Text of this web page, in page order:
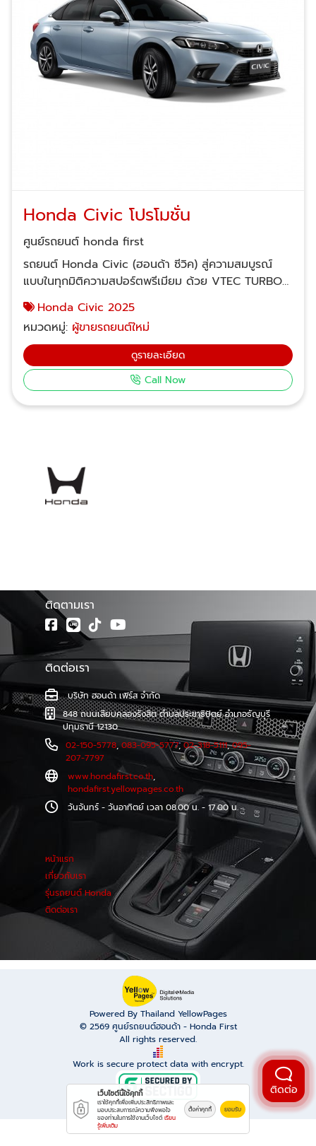
Honda Civic โปรโมชั่น
ศูนย์รถยนต์ honda first
​รถยนต์ Honda Civic (ฮอนด้า ซีวิค) สู่ความสมบูรณ์
แบบในทุกมิติความสปอร์ตพรีเมียม ด้วย VTEC TURBO
ใหม่ 178 แรงม้า นี่คือ Civic ยนตรกรรมสปอร์ตพรีเมียมซี
ดาน ที่จะพาคุณไป เกินกว่าใครจะตามทัน มาพร้อม
เทคโนโลยีความปลอดภัยอัจฉริยะ Honda SENSING ที่มี
ใน All-new Civic ทุกรุ่นย่อย พร้อมความ
สะดวก Honda Smart Key Card ใหม่ ดีไซน์เรียบหรู
พกพาสะดวก ให้คุณล็อกและปลดล็อกรถได้ อย่างสะดวก
ปทุมธานี 12130 โทร : 02-246-9355, 02-150-5777
Facebook fanpage สาขารังสิตคลอง 2 สาขา
รามคำแหง ใกล้แอร์พอร์ทลิงค์รามคำแหง เลขที่ 911 ถนน
Honda Civic 2025
หมวดหมู่: ผู้ขายรถยนต์ใหม่
ดูรายละเอียด
Call Now
ติดตามเรา
ติดต่อเรา
บริษัท ฮอนด้า เฟิร์ส จำกัด
848 ถนนเลียบคลองรังสิต ตำบลประชาธิปัตย์ อำเภอธัญบุรี
ปทุมธานี 12130
02-150-5778,083-095-5777,02-318-5111,095-
207-7797
www.hondafirst.co.th,
hondafirst.yellowpages.co.th
วันจันทร์ - วันอาทิตย์ เวลา 08.00 น. - 17.00 น.
หน้าแรก
เกี่ยวกับเรา
รุ่นรถยนต์ Honda
ติดต่อเรา
Powered By Thailand YellowPages
© 2569 ศูนย์รถยนต์ฮอนด้า - Honda First
All rights reserved.
Work is secure protect data with encrypt.
ติดต่อ
เว็บไซต์นี้ใช้คุกกี้
เราใช้คุกกี้เพื่อเพิ่มประสิทธิภาพและ
มอบประสบการณ์ความพึงพอใจ
ของท่านในการใช้งานเว็บไซต์ เรียน
รู้เพิ่มเติม
ตั้งค่าคุกกี้ ยอมรับ